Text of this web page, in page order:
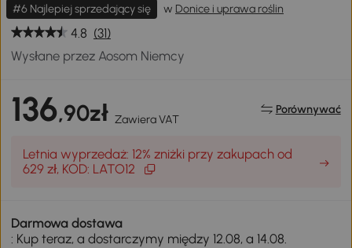
#6 Najlepiej sprzedający się w Donice i uprawa roślin
4.8 (31)
Wysłane przez Aosom Niemcy
136,90zł Zawiera VAT
Porównywać
Letnia wyprzedaż: 12% zniżki przy zakupach od
629 zł, KOD: LATO12
Darmowa dostawa
: Kup teraz, a dostarczymy między 12.08, a 14.08.